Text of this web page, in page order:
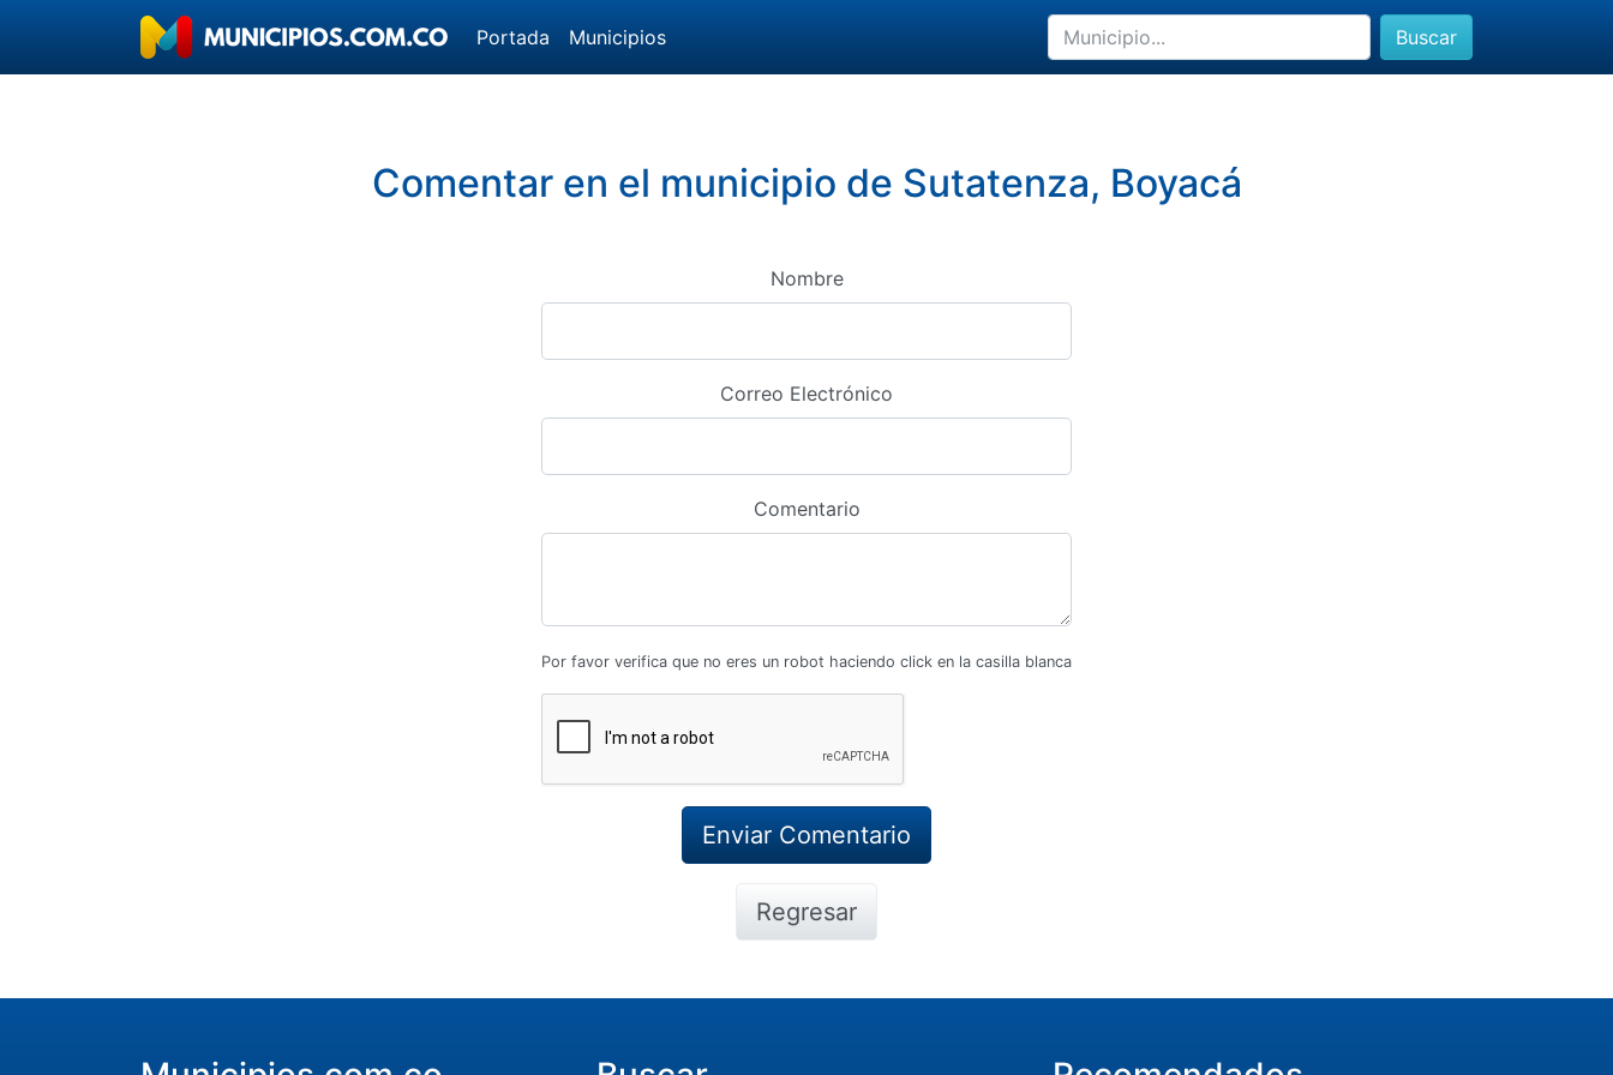
Portada Municipios Buscar
Comentar en el municipio de Sutatenza, Boyacá
Nombre
Correo Electrónico
Comentario
Por favor verifica que no eres un robot haciendo click en la casilla blanca
Regresar